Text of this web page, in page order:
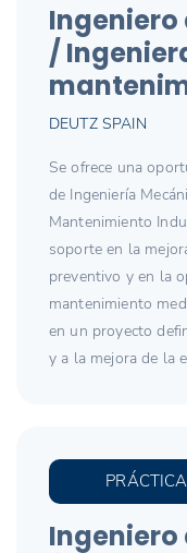
/
DEUTZ SPAIN
Se ofrece una
de Ingeniería
Mantenimiento
soporte en la
preventivo y en la
mantenimiento
en un proyecto
y a la mejora de la